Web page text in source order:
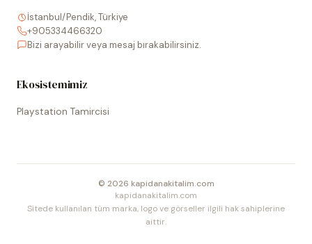
İstanbul/Pendik, Türkiye
+905334466320
Bizi arayabilir veya mesaj bırakabilirsiniz.
Ekosistemimiz
Playstation Tamircisi
© 2026 kapidanakitalim.com
kapidanakitalim.com
Sitede kullanılan tüm marka, logo ve görseller ilgili hak sahiplerine
aittir.